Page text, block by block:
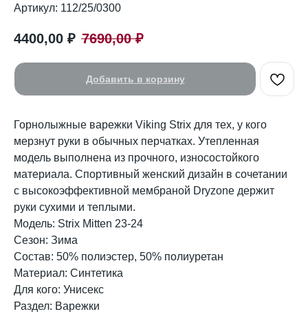
Артикул: 112/25/0300
4400,00 ₽ 7690,00 ₽
Добавить в корзину
Горнолыжные варежки Viking Strix для тех, у кого
мерзнут руки в обычных перчатках. Утепленная
модель выполнена из прочного, износостойкого
материала. Спортивный женский дизайн в сочетании
с высокоэффективной мембраной Dryzone держит
руки сухими и теплыми.
Модель: Strix Mitten 23-24
Сезон: Зима
Состав: 50% полиэстер, 50% полиуретан
Материал: Синтетика
Для кого: Унисекс
Раздел: Варежки